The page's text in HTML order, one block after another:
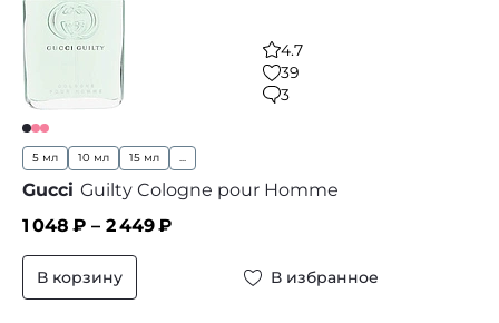
4.7
39
3
5 мл 10 мл 15 мл ...
Gucci Guilty Cologne pour Homme
1 048 ₽ – 2 449₽
В корзину В избранное